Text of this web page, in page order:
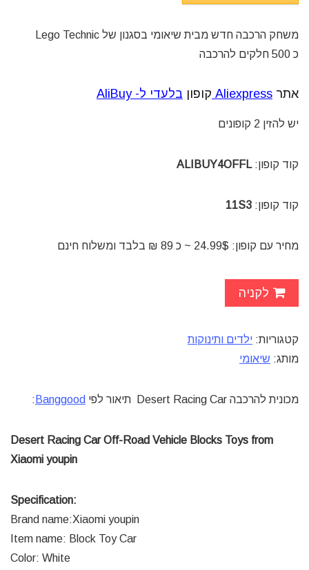
משחק הרכבה חדש מבית שיאומי בסגנון של Lego Technic
כ 500 חלקים להרכבה
אתר Aliexpress קופון בלעדי ל- AliBuy
יש להזין 2 קופונים
קוד קופון:ALIBUY4OFFL
קוד קופון: 11S3
מחיר עם קופון: 24.99$ ~ כ 89 ₪ בלבד ומשלוח חינם
לקניה
קטגוריות: ילדים ותינוקות
מותג: שיאומי
מכונית להרכבה Desert Racing Car תיאור לפי Banggood
:
Desert Racing Car Off-Road Vehicle Blocks Toys from
Xiaomi youpin
Specification:
Brand name:Xiaomi youpin
Item name: Block Toy Car
Color: White